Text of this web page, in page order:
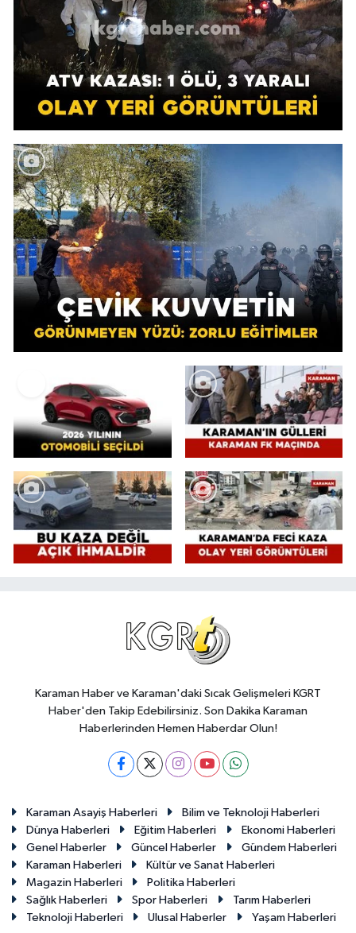
Karaman Haber ve Karaman'daki Sıcak Gelişmeleri KGRT
Haber'den Takip Edebilirsiniz. Son Dakika Karaman
Haberlerinden Hemen Haberdar Olun!
Karaman Asayiş Haberleri
Bilim ve Teknoloji Haberleri
Dünya Haberleri
Eğitim Haberleri
Ekonomi Haberleri
Genel Haberler
Güncel Haberler
Gündem Haberleri
Karaman Haberleri
Kültür ve Sanat Haberleri
Magazin Haberleri
Politika Haberleri
Sağlık Haberleri
Spor Haberleri
Tarım Haberleri
Teknoloji Haberleri
Ulusal Haberler Yaşam Haberleri